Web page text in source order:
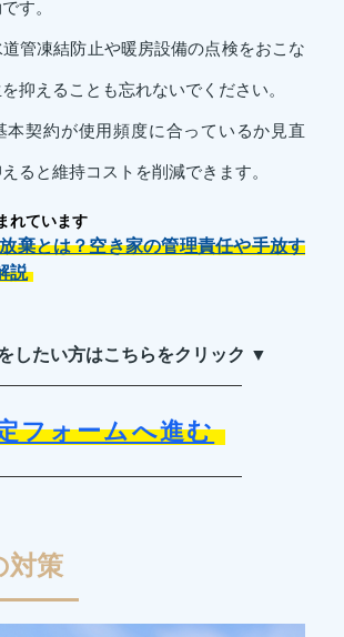
す。
管凍結防止や暖房設備の点検をおこな
抑えることも忘れないでください。
本契約が使用頻度に合っているか見直
ると維持コストを削減できます。
れています
棄とは？空き家の管理責任や手放す
説
したい方はこちらをクリック ▼
フォームへ進む
対策